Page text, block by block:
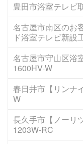
豊田市浴室テレビ
名古屋市南区のお
ド浴室テレビ新設
名古屋市守山区浴
1600HV-W
春日井市【リンナ
W
長久手市【ノーリ
1203W-RC